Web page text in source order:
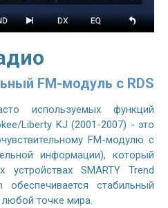
FM-модуль с RDS
используемых функций
Liberty KJ (2001-2007) - это
FM-модулю с
информации), который
устройствах SMARTY Trend
обеспечивается стабильный
точке мира.